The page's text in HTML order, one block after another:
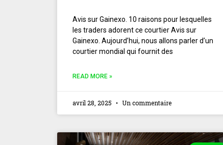
Avis sur Gainexo. 10 raisons pour lesquelles
les traders adorent ce courtier Avis sur
Gainexo. Aujourd’hui, nous allons parler d’un
courtier mondial qui fournit des
READ MORE »
avril 28, 2025 Un commentaire